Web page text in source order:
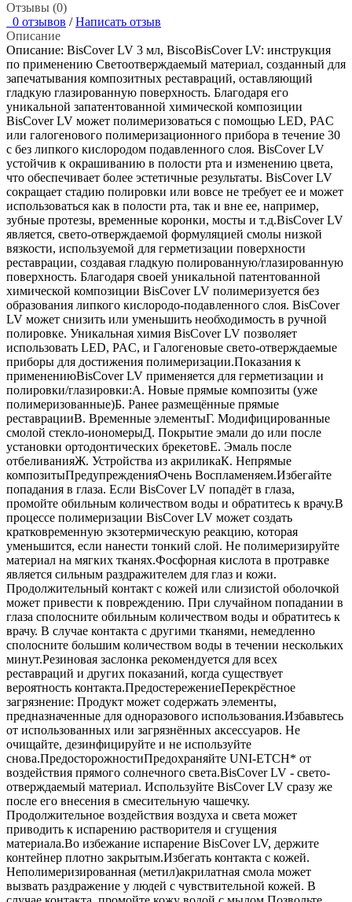
Отзывы (0)
0 отзывов / Написать отзыв
Описание
Описание: BisCover LV 3 мл, BiscoBisCover LV: инструкция
по применению Светоотверждаемый материал, созданный для
запечатывания композитных реставраций, оставляющий
гладкую глазированную поверхность. Благодаря его
уникальной запатентованной химической композиции
BisCover LV может полимеризоваться с помощью LED, PAC
или галогенового полимеризационного прибора в течение 30
с без липкого кислородом подавленного слоя. BisCover LV
устойчив к окрашиванию в полости рта и изменению цвета,
что обеспечивает более эстетичные результаты. BisCover LV
сокращает стадию полировки или вовсе не требует ее и может
использоваться как в полости рта, так и вне ее, например,
зубные протезы, временные коронки, мосты и т.д.BisCover LV
является, свето-отверждаемой формуляцией смолы низкой
вязкости, используемой для герметизации поверхности
реставрации, создавая гладкую полированную/глазированную
поверхность. Благодаря своей уникальной патентованной
химической композиции BisCover LV полимеризуется без
образования липкого кислородо-подавленного слоя. BisCover
LV может снизить или уменьшить необходимость в ручной
полировке. Уникальная химия BisCover LV позволяет
использовать LED, PAC, и Галогеновые свето-отверждаемые
приборы для достижения полимеризации.Показания к
применениюBisCover LV применяется для герметизации и
полировки/глазировки:A. Новые прямые композиты (уже
полимеризованные)Б. Ранее размещённые прямые
реставрацииВ. Временные элементыГ. Модифицированные
смолой стекло-иономерыД. Покрытие эмали до или после
установки ортодонтических брекетовЕ. Эмаль после
отбеливанияЖ. Устройства из акриликаК. Непрямые
композитыПредупрежденияОчень Воспламеняем.Избегайте
попадания в глаза. Если BisCover LV попадёт в глаза,
промойте обильным количеством воды и обратитесь к врачу.В
процессе полимеризации BisCover LV может создать
кратковременную экзотермическую реакцию, которая
уменьшится, если нанести тонкий слой. Не полимеризируйте
материал на мягких тканях.Фосфорная кислота в протравке
является сильным раздражителем для глаз и кожи.
Продолжительный контакт с кожей или слизистой оболочкой
может привести к повреждению. При случайном попадании в
глаза сполосните обильным количеством воды и обратитесь к
врачу. В случае контакта с другими тканями, немедленно
сполосните большим количеством воды в течении нескольких
минут.Резиновая заслонка рекомендуется для всех
реставраций и других показаний, когда существует
вероятность контакта.ПредостережениеПерекрёстное
загрязнение: Продукт может содержать элементы,
предназначенные для одноразового использования.Избавьтесь
от использованных или загрязнённых аксессуаров. Не
очищайте, дезинфицируйте и не используйте
снова.ПредосторожностиПредохраняйте UNI-ETCH* от
воздействия прямого солнечного света.BisCover LV - свето-
отверждаемый материал. Используйте BisCover LV сразу же
после его внесения в смесительную чашечку.
Продолжительное воздействия воздуха и света может
приводить к испарению растворителя и сгущения
материала.Во избежание испарение BisCover LV, держите
контейнер плотно закрытым.Избегать контакта с кожей.
Неполимеризированная (метил)акрилатная смола может
вызвать раздражение у людей с чувствительной кожей. В